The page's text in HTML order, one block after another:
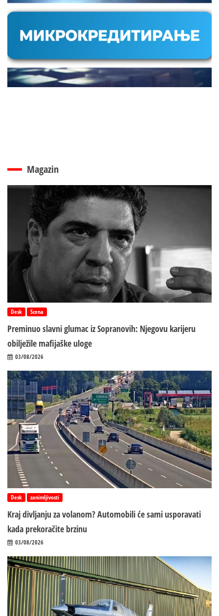
Magazin
Desk Scena
Preminuo slavni glumac iz Sopranovih: Njegovu karijeru
obilježile mafijaške uloge
03/08/2026
Desk zanimljivosti
Kraj divljanju za volanom? Automobili će sami usporavati
kada prekoračite brzinu
03/08/2026